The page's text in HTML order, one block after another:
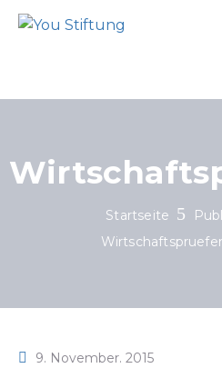
Startseite
9. November. 2015